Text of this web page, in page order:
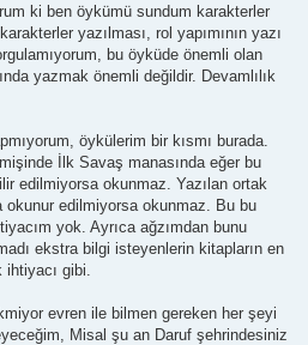
ki ben öykümü sundum karakterler
yazılması, rol yapımının yazı
bu öyküde önemli olan
yazmak önemli değildir. Devamlılık
öykülerim bir kısmı burada.
İlk Savaş manasında eğer bu
edilmiyorsa okunmaz. Yazılan ortak
edilmiyorsa okunmaz. Bu bu
yok. Ayrıca ağzımdan bunu
ekstra bilgi isteyenlerin kitapların en
gibi.
evren ile bilmen gereken her şeyi
Misal şu an Daruf şehrindesiniz